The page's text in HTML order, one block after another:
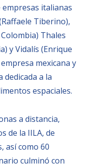
italianas
Tiberino),
Thales
y Vidalís (Enrique
mexicana y
a la
espaciales.
a distancia,
de la IILA, de
así como 60
culminó con